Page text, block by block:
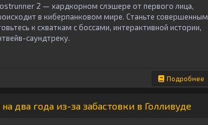
2 — хардкорном слэшере от первого лица,
в киберпанковом мире. Станьте совершенным
к схваткам с боссами, интерактивной истории,
саундтреку.
Подробнее
года из-за забастовки в Голливуде